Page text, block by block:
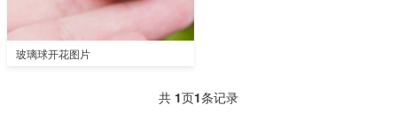
玻璃球开花图片
共 1页1条记录